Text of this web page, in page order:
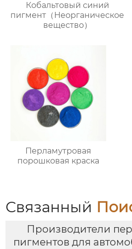
Кобальтовый синий
пигмент（Неорганическое
вещество）
Перламутровая
порошковая краска
Связанный
Производители
пигментов для